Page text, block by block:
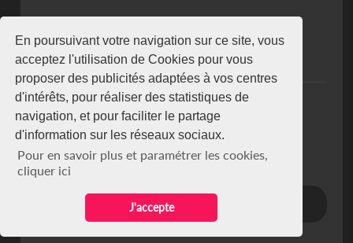
En poursuivant votre navigation sur ce site, vous
acceptez l'utilisation de Cookies pour vous
proposer des publicités adaptées à vos centres
d'intérêts, pour réaliser des statistiques de
navigation, et pour faciliter le partage
d'information sur les réseaux sociaux.
Pour en savoir plus et paramétrer les cookies,
cliquer ici
J'accepte
koaci@yahoo.fr
+225 07 08 85 52 93
NEWSLETTER
Restez connecté via notre newsletter
S'abonner
Se désabonner